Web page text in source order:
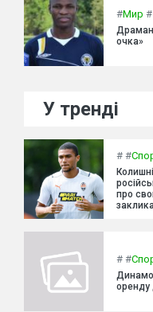
#Мир #
очка»
У тренді
# #
про
# #
Динамо
оренду